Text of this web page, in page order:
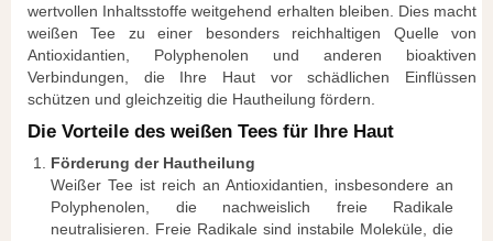
wertvollen Inhaltsstoffe weitgehend erhalten bleiben. Dies macht
weißen Tee zu einer besonders reichhaltigen Quelle von
Antioxidantien, Polyphenolen und anderen bioaktiven
Verbindungen, die Ihre Haut vor schädlichen Einflüssen
schützen und gleichzeitig die Hautheilung fördern.
Die Vorteile des weißen Tees für Ihre Haut
Förderung der Hautheilung
Weißer Tee ist reich an Antioxidantien, insbesondere an
Polyphenolen, die nachweislich freie Radikale
neutralisieren. Freie Radikale sind instabile Moleküle, die